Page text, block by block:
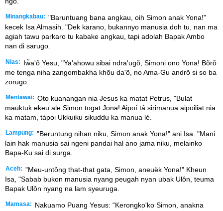
Minangkabau: "Baruntuang bana angkau, oih Simon anak Yona!"
kecek Isa Almasih. "Dek karano, bukannyo manusia doh tu, nan ma
agiah tawu parkaro tu kabake angkau, tapi adolah Bapak Ambo
nan di sarugo.
Nias:
Iw̃a'õ Yesu, "Ya'ahowu sibai ndra'ugõ, Simoni ono Yona! Bõrõ
me tenga niha zangombakha khõu da'õ, no Ama-Gu andrõ si so ba
zorugo.
Mentawai: Oto kuanangan nia Jesus ka matat Petrus, "Bulat
mauktuk ekeu ale Simon togat Jona! Aipoí tá sirimanua aipoiliat nia
ka matam, tápoi Ukkuiku sikuddu ka manua lé.
Lampung: "Beruntung nihan niku, Simon anak Yona!" ani Isa. "Mani
lain hak manusia sai ngeni pandai hal ano jama niku, melainko
Bapa-Ku sai di surga.
Aceh: "Meu-untông that-that gata, Simon, aneuëk Yona!" Kheun
Isa, "Sabab bukon manusia nyang peugah nyan ubak Ulôn, teuma
Bapak Ulôn nyang na lam syeuruga.
Mamasa:
Nakuamo Puang Yesus: “Kerongko'ko Simon, anakna